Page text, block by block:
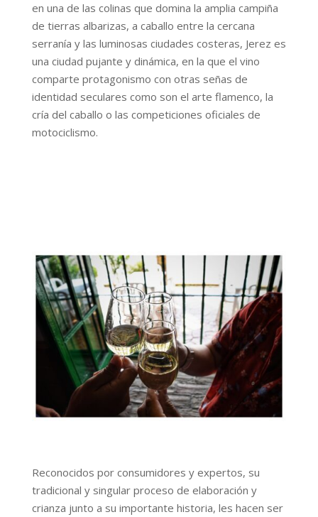
en una de las colinas que domina la amplia campiña
de tierras albarizas, a caballo entre la cercana
serranía y las luminosas ciudades costeras, Jerez es
una ciudad pujante y dinámica, en la que el vino
comparte protagonismo con otras señas de
identidad seculares como son el arte flamenco, la
cría del caballo o las competiciones oficiales de
motociclismo.
Reconocidos por consumidores y expertos, su
tradicional y singular proceso de elaboración y
crianza junto a su importante historia, les hacen ser